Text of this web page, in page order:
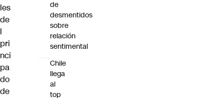
les
de
l
pri
nci
pa
do
de
de
desmentidos
sobre
relación
sentimental
Chile
llega
al
top